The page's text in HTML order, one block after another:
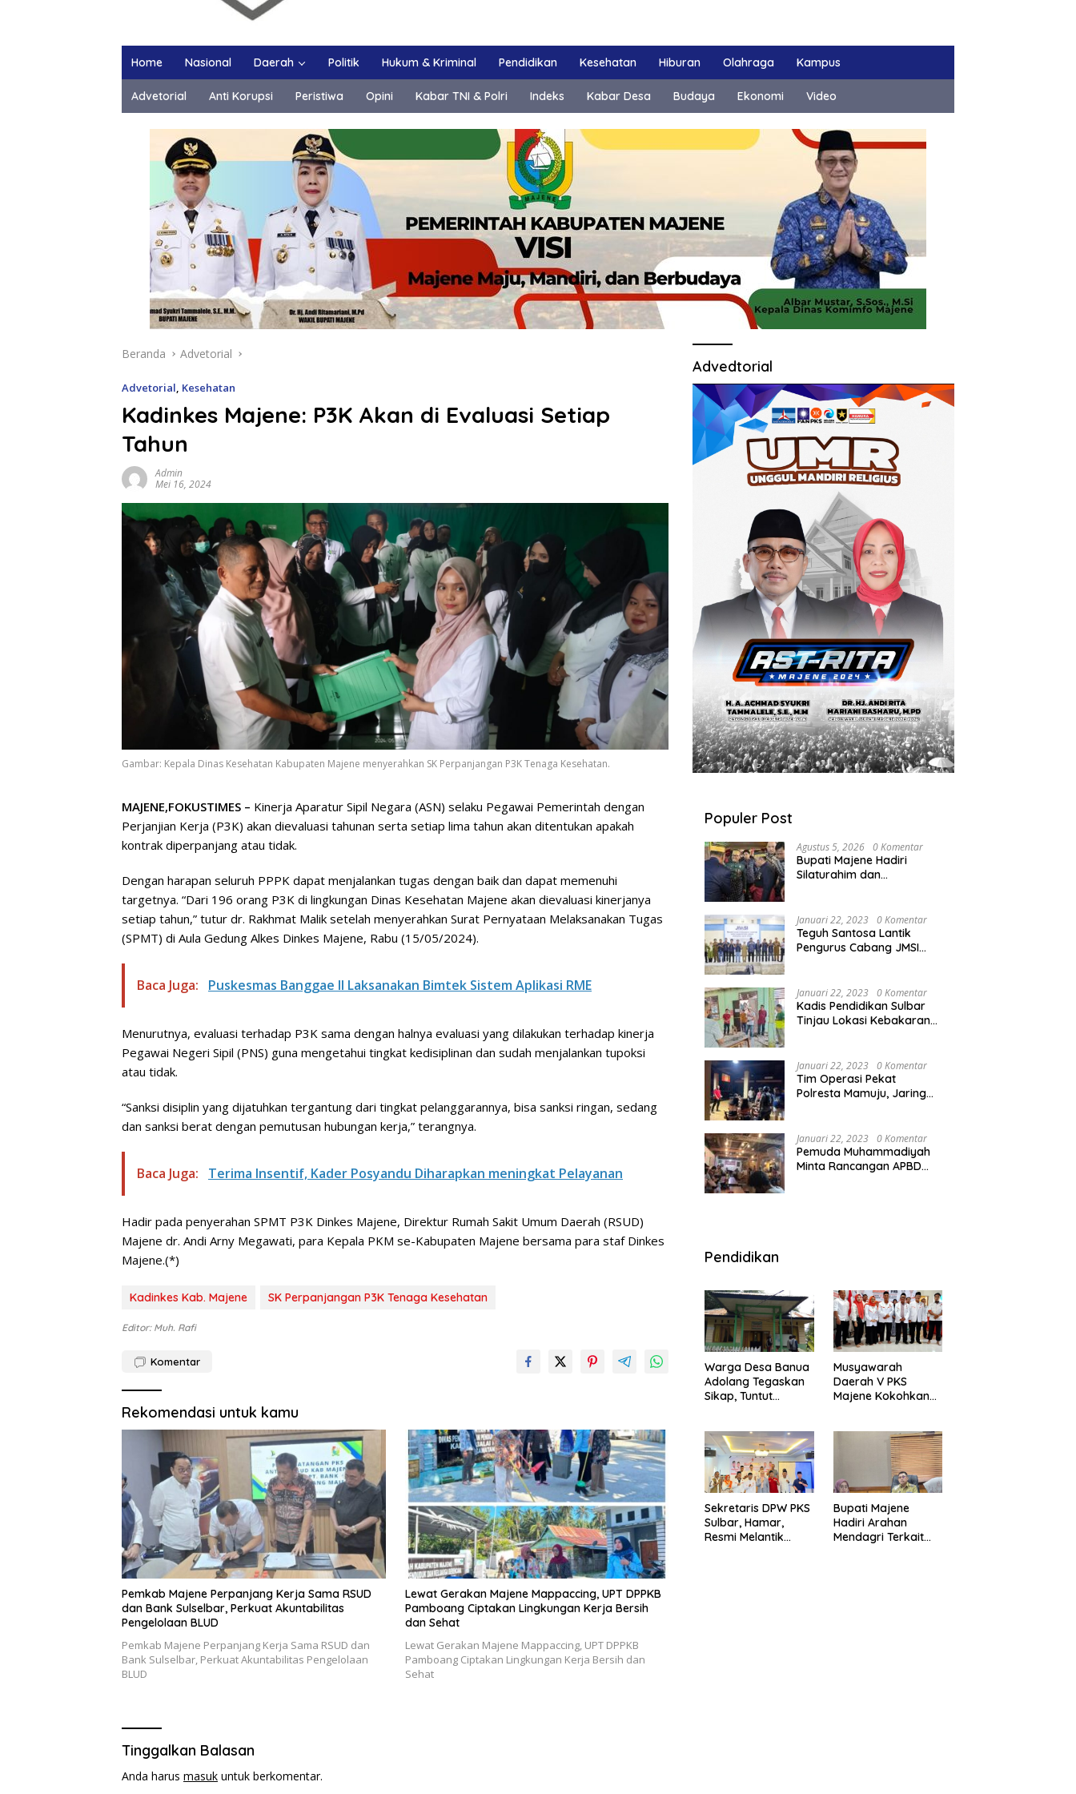
Home Nasional Daerah Politik Hukum & Kriminal Pendidikan Kesehatan Hiburan Olahraga Kampus
Advetorial Anti Korupsi Peristiwa Opini Kabar TNI & Polri Indeks Kabar Desa Budaya Ekonomi Video
Beranda Advetorial
Advetorial, Kesehatan
Kadinkes Majene: P3K Akan di Evaluasi Setiap
Tahun
Admin
Mei 16, 2024
Gambar: Kepala Dinas Kesehatan Kabupaten Majene menyerahkan SK Perpanjangan P3K Tenaga Kesehatan.
MAJENE,FOKUSTIMES – Kinerja Aparatur Sipil Negara (ASN) selaku Pegawai Pemerintah dengan
Perjanjian Kerja (P3K) akan dievaluasi tahunan serta setiap lima tahun akan ditentukan apakah
kontrak diperpanjang atau tidak.
Dengan harapan seluruh PPPK dapat menjalankan tugas dengan baik dan dapat memenuhi
targetnya. “Dari 196 orang P3K di lingkungan Dinas Kesehatan Majene akan dievaluasi kinerjanya
setiap tahun,” tutur dr. Rakhmat Malik setelah menyerahkan Surat Pernyataan Melaksanakan Tugas
(SPMT) di Aula Gedung Alkes Dinkes Majene, Rabu (15/05/2024).
Baca Juga: Puskesmas Banggae II Laksanakan Bimtek Sistem Aplikasi RME
Menurutnya, evaluasi terhadap P3K sama dengan halnya evaluasi yang dilakukan terhadap kinerja
Pegawai Negeri Sipil (PNS) guna mengetahui tingkat kedisiplinan dan sudah menjalankan tupoksi
atau tidak.
“Sanksi disiplin yang dijatuhkan tergantung dari tingkat pelanggarannya, bisa sanksi ringan, sedang
dan sanksi berat dengan pemutusan hubungan kerja,” terangnya.
Baca Juga: Terima Insentif, Kader Posyandu Diharapkan meningkat Pelayanan
Hadir pada penyerahan SPMT P3K Dinkes Majene, Direktur Rumah Sakit Umum Daerah (RSUD)
Majene dr. Andi Arny Megawati, para Kepala PKM se-Kabupaten Majene bersama para staf Dinkes
Majene.(*)
Kadinkes Kab. Majene SK Perpanjangan P3K Tenaga Kesehatan
Editor: Muh. Rafi
Komentar
Rekomendasi untuk kamu
Pemkab Majene Perpanjang Kerja Sama RSUD
dan Bank Sulselbar, Perkuat Akuntabilitas
Pengelolaan BLUD
Pemkab Majene Perpanjang Kerja Sama RSUD dan
Bank Sulselbar, Perkuat Akuntabilitas Pengelolaan
BLUD
Lewat Gerakan Majene Mappaccing, UPT DPPKB
Pamboang Ciptakan Lingkungan Kerja Bersih
dan Sehat
Lewat Gerakan Majene Mappaccing, UPT DPPKB
Pamboang Ciptakan Lingkungan Kerja Bersih dan
Sehat
Tinggalkan Balasan
Anda harus masuk untuk berkomentar.
Advedtorial
Populer Post
Agustus 5, 2026 0 Komentar
Bupati Majene Hadiri
Silaturahim dan
Polewali Mandar
Januari 22, 2023 0 Komentar
Teguh Santosa Lantik
Pengurus Cabang JMSI
Januari 22, 2023 0 Komentar
Kadis Pendidikan Sulbar
Tinjau Lokasi Kebakaran
Januari 22, 2023 0 Komentar
Tim Operasi Pekat
Polresta Mamuju, Jaring
Januari 22, 2023 0 Komentar
Pemuda Muhammadiyah
Minta Rancangan APBD
Pendidikan
Warga Desa Banua
Adolang Tegaskan
Sikap, Tuntut
Desa
Musyawarah
Daerah V PKS
Majene Kokohkan
Sekretaris DPW PKS
Sulbar, Hamar,
Resmi Melantik
Bupati Majene
Hadiri Arahan
Mendagri Terkait